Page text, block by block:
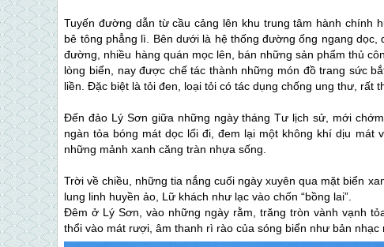
Tuyến đường dẫn từ cầu cảng lên khu trung tâm hành chính
bê tông phẳng lì. Bên dưới là hệ thống đường ống ngang
đường, nhiều hàng quán mọc lên, bán những sản phẩm thủ
lòng biển, nay được chế tác thành những món đồ trang sức
liền. Đặc biệt là tỏi đen, loại tỏi có tác dụng chống ung thư, rất
Đếnđảo Lý Sơn giữa những ngày tháng Tư lịch sử, mới
ngàn tỏa bóng mát dọc lối đi, đem lại một không khí dịu
những mảnh xanh căng tràn nhựa sống.
Trời về chiều, những tia nắng cuối ngày xuyên qua mặt biển
lung linh huyền ảo, Lữ khách như lạc vào chốn “bồng lai”.
Đêm ở Lý Sơn , vào những ngày rằm, trăng tròn vành vạnh
thổi vào mát rượi, âm thanh rì rào của sóng biển như bản